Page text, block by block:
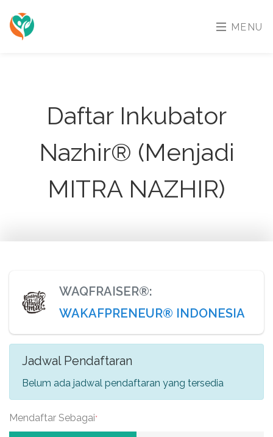
MENU
Daftar Inkubator
Nazhir® (Menjadi
MITRA NAZHIR)
WAQFRAISER®:
WAKAFPRENEUR® INDONESIA
Jadwal Pendaftaran
Belum ada jadwal pendaftaran yang tersedia
Mendaftar Sebagai*